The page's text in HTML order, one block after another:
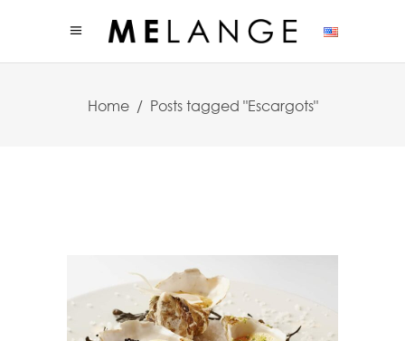
Home/ Posts tagged "Escargots"